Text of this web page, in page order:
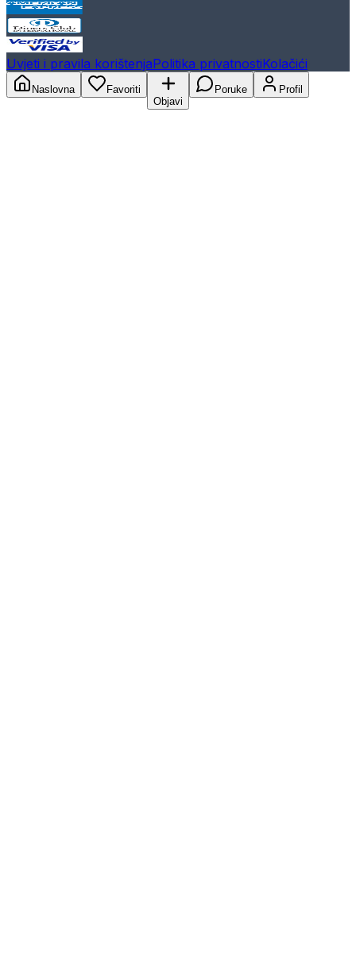
Uvjeti i pravila korištenjaPolitika privatnostiKolačići
Naslovna
Favoriti
Objavi
Poruke Profil